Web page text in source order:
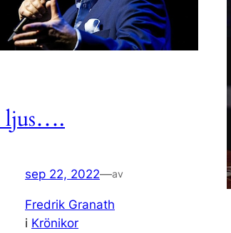
ljus….
sep 22, 2022—av
Fredrik Granath
i Krönikor